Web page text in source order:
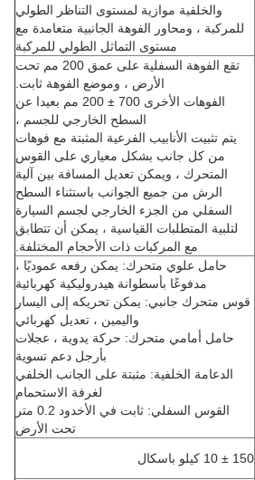
والخلفية موازية لمستوى التناظر الطولي
للمركبة ، ومحاور الفوهة الجانبية متعامدة مع
مستوى التماثل الطولي للمركبة
تقع الفوهة السفلية على عمق 200 مم تحت
الأرض ، وموضع الفوهة ثابت.
الفوهات الأخرى 700 ± 200 مم بعيدا عن
السطح الخارجي للجسم ،
يتم تثبيت الأنابيب الفرعية المثبتة مع فوهات
من كل جانب بشكل معياري على القوس
المتحرك ، ويمكن تعديل المسافة بين آلية
الرش من جميع الجوانب باستثناء السطح
السفلي من الجزء الخارجي لجسم السيارة
لتلبية المتطلبات القياسية ، يمكن أن تتطابق
مع المركبات ذات الأحجام المختلفة.
حامل علوي متحرك: يمكن رفعه عموديًا ،
مدفوعًا بأسطوانة هيدروليكية كهربائية
قوس متحرك جانبي: يمكن تحريكه إلى اليسار
واليمين ، تعديل كهربائي
حامل أمامي متحرك: حركة يدوية ، عجلات
بأرجل دعم تسوية
الدعامة الخلفية: مثبتة على الجانب الخلفي
لغرفة الاستحمام
القوس السفلي: ثابت في الأخدود 0.2 متر
تحت الأرض
150 ± 10 كيلو باسكال